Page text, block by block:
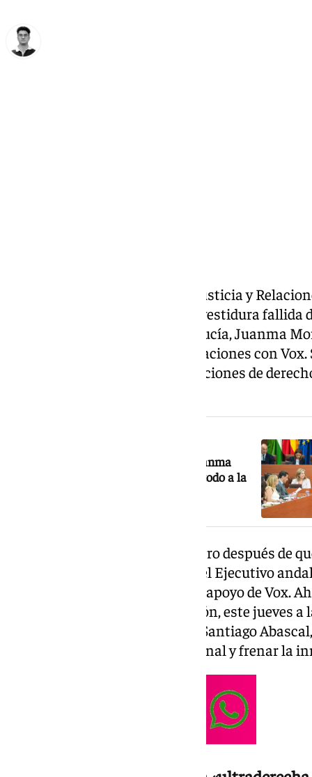
El ministro de la Presidencia, Justicia y
ha calificado de «teatrillo» la investidura fallida
reelección en la Junta de Andalucía, Juanma
su preocupación por las negociaciones con
«parará» y no permitirá vulneraciones de
El «elefante» de Vox no apoyará a Juanma
Moreno en primera votación y lo fía todo a la
Así se ha pronunciado el ministro después de
consiguiera ser investido jefe del Ejecutivo
este martes, al no contar con el apoyo de Vox.
volverá a votar en segunda sesión, este jueves
Gavira, portavoz del partido de Santiago
deberá firmar la prioridad nacional y frenar la